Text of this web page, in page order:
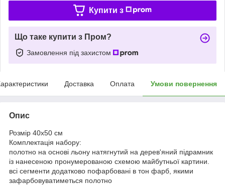
Купити з
Що таке купити з Пром?
Замовлення під захистом
Доставка Оплата Умови повернення
Опис
Розмір 40x50 см
Комплектація набору:
полотно на основі льону натягнутий на дерев'яний підрамник
із нанесеною пронумерованою схемою майбутньої картини.
всі сегменти додатково пофарбовані в тон фарб, якими
зафарбовуватиметься полотно